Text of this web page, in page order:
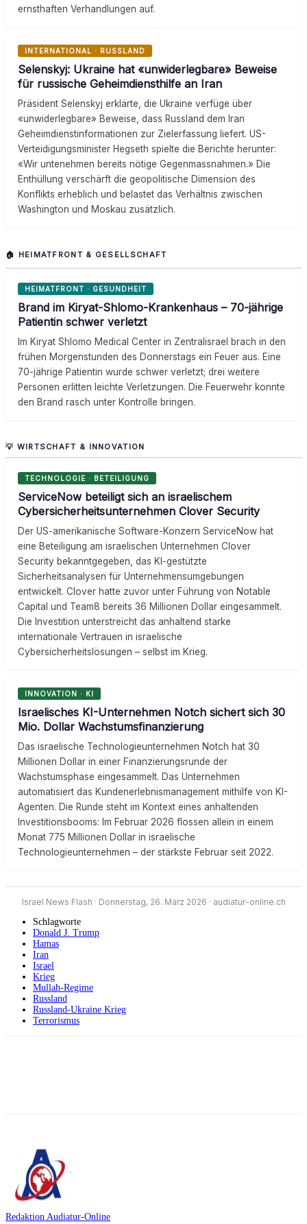
ernsthaften Verhandlungen auf.
INTERNATIONAL · RUSSLAND
Selenskyj: Ukraine hat «unwiderlegbare» Beweise
für russische Geheimdiensthilfe an Iran
Präsident Selenskyj erklärte, die Ukraine verfüge über
«unwiderlegbare» Beweise, dass Russland dem Iran
Geheimdienstinformationen zur Zielerfassung liefert. US-
Verteidigungsminister Hegseth spielte die Berichte herunter:
«Wir untenehmen bereits nötige Gegenmassnahmen.» Die
Enthüllung verschärft die geopolitische Dimension des
Konflikts erheblich und belastet das Verhältnis zwischen
Washington und Moskau zusätzlich.
🏠 HEIMATFRONT & GESELLSCHAFT
HEIMATFRONT · GESUNDHEIT
Brand im Kiryat-Shlomo-Krankenhaus – 70-jährige
Patientin schwer verletzt
Im Kiryat Shlomo Medical Center in Zentralisrael brach in den
frühen Morgenstunden des Donnerstags ein Feuer aus. Eine
70-jährige Patientin wurde schwer verletzt; drei weitere
Personen erlitten leichte Verletzungen. Die Feuerwehr konnte
den Brand rasch unter Kontrolle bringen.
💡 WIRTSCHAFT & INNOVATION
TECHNOLOGIE · BETEILIGUNG
ServiceNow beteiligt sich an israelischem
Cybersicherheitsunternehmen Clover Security
Der US-amerikanische Software-Konzern ServiceNow hat
eine Beteiligung am israelischen Unternehmen Clover
Security bekanntgegeben, das KI-gestützte
Sicherheitsanalysen für Unternehmensumgebungen
entwickelt. Clover hatte zuvor unter Führung von Notable
Capital und Team8 bereits 36 Millionen Dollar eingesammelt.
Die Investition unterstreicht das anhaltend starke
internationale Vertrauen in israelische
Cybersicherheitslösungen – selbst im Krieg.
INNOVATION · KI
Israelisches KI-Unternehmen Notch sichert sich 30
Mio. Dollar Wachstumsfinanzierung
Das israelische Technologieunternehmen Notch hat 30
Millionen Dollar in einer Finanzierungsrunde der
Wachstumsphase eingesammelt. Das Unternehmen
automatisiert das Kundenerlebnismanagement mithilfe von KI-
Agenten. Die Runde steht im Kontext eines anhaltenden
Investitionsbooms: Im Februar 2026 flossen allein in einem
Monat 775 Millionen Dollar in israelische
Technologieunternehmen – der stärkste Februar seit 2022.
Israel News Flash · Donnerstag, 26. März 2026 · audiatur-online.ch
Schlagworte
Donald J. Trump
Hamas
Iran
Israel
Krieg
Mullah-Regime
Russland
Russland-Ukraine Krieg
Terrorismus
Redaktion Audiatur-Online